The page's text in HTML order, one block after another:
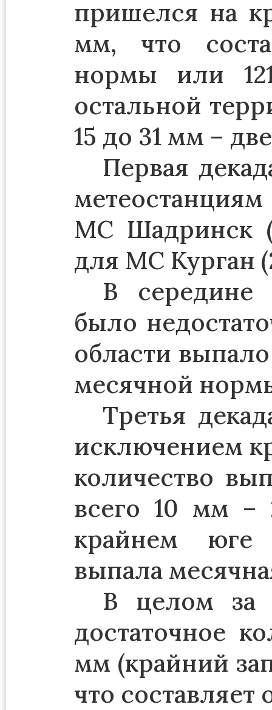
пришелся на
мм, что
нормы или
остальной
15 до 31 мм –
Первая
МС Шадринск
для МС Курган
В середине
было
области
месячной
Третья
исключением
количество
всего 10 мм –
крайнем юге
выпала
В целом за
достаточное
мм (крайний
что